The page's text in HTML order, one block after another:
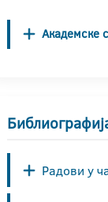
Академске
Радови у